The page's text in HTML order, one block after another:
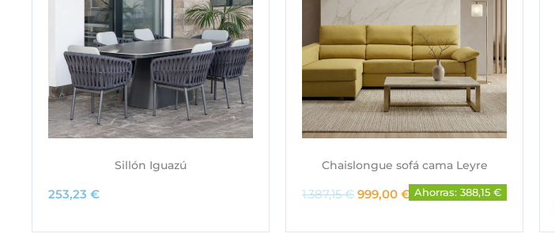
Sillón Iguazú
253,23 €
Chaislongue sofá cama Leyre
1.387,15€ E
999,00 €EAhorras: 388,15 €